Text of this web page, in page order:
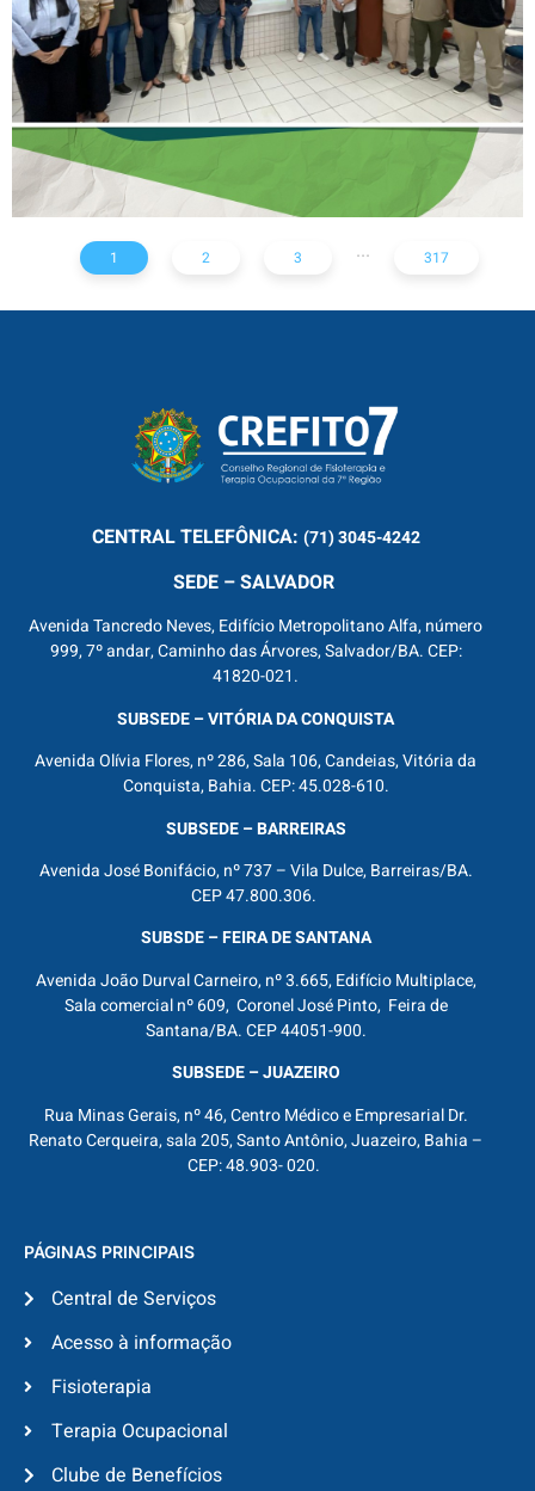
1 2 3 ... 317
CENTRALTELEFÔNICA: (71) 3045-4242
SEDE – SALVADOR
Avenida Tancredo Neves, Edifício Metropolitano Alfa, número
999, 7º andar, Caminho das Árvores, Salvador/BA. CEP:
41820-021.
SUBSEDE – VITÓRIA DA CONQUISTA
Avenida Olívia Flores, nº 286, Sala 106, Candeias, Vitória da
Conquista, Bahia. CEP: 45.028-610.
SUBSEDE – BARREIRAS
Avenida José Bonifácio, nº 737 – Vila Dulce, Barreiras/BA.
CEP 47.800.306.
SUBSDE – FEIRA DE SANTANA
Avenida João Durval Carneiro, nº 3.665, Edifício Multiplace,
Sala comercial nº 609, Coronel José Pinto, Feira de
Santana/BA. CEP 44051-900.
SUBSEDE – JUAZEIRO
Rua Minas Gerais, nº 46, Centro Médico e Empresarial Dr.
Renato Cerqueira, sala 205, Santo Antônio, Juazeiro, Bahia –
CEP: 48.903- 020.
PÁGINAS PRINCIPAIS
Central de Serviços
Acesso à informação
Fisioterapia
Terapia Ocupacional
Clube de Benefícios